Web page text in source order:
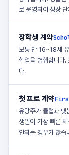
로 운영되어 성장
장학생 계약
보통 만 16~18세
학업을 병행합니다.
다.
첫 프로 계약
유망주가 클럽과 맺
생일이 가장 빠른
안되는 경우가 많습